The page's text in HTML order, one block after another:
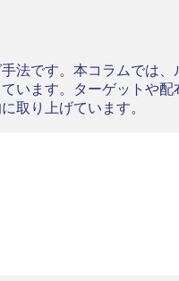
です。本コラムでは
います。ターゲットや
取り上げています。